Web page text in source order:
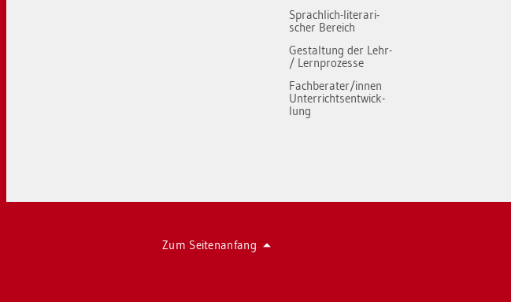
Sprach­lich-li­te­ra­ri­
scher Be­reich
Ge­stal­tung der Lehr-
/ Lern­pro­zes­se
Fach­be­ra­ter/innen
Un­ter­richts­ent­wick­
lung
Zum Sei­ten­an­fang